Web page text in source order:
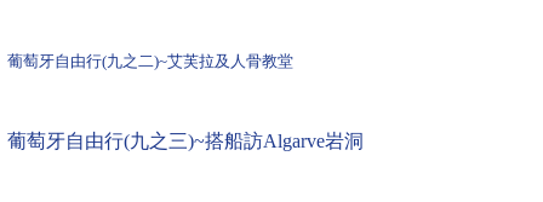
葡萄牙自由行(九之二)~艾芙拉及人骨教堂
葡萄牙自由行(九之三)~搭船訪Algarve岩洞